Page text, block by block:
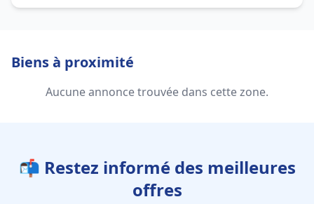
Biens à proximité
Aucune annonce trouvée dans cette zone.
📬 Restez informé des meilleures
offres